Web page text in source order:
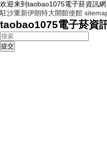
欢迎来到taobao1075電子菸資訊網
駐沙重新伊朗特大開館使館
taobao1075電子菸資